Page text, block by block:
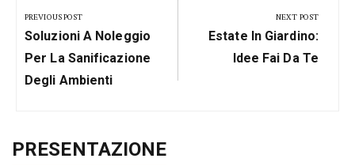
articoli
PREVIOUS POST
Previous
Post:
Soluzioni A Noleggio
Per La Sanificazione
Degli Ambienti
NEXT POST
Next
Post:
Estate In Giardino:
Idee Fai Da Te
PRESENTAZIONE